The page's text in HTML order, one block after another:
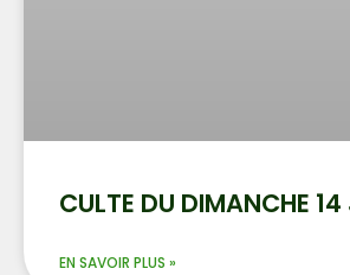
CULTE DU DIMANCHE
EN SAVOIR PLUS »